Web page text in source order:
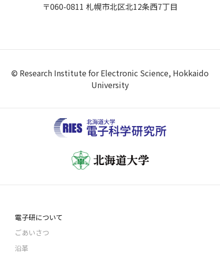
〒060-0811 札幌市北区北12条西7丁目
© Research Institute for Electronic Science, Hokkaido
University
電子研について
ごあいさつ
沿革